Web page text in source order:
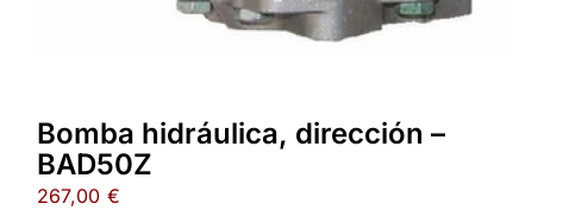
Bomba hidráulica, dirección –
BAD50Z
267,00 €